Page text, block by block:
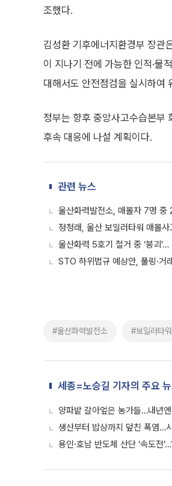
조했다.
김성환 기후에너지환경부 장관
이 지나기 전에 가능한 인적·물
대해서도 안전점검을 실시하여
정부는 향후 중앙사고수습본부
후속 대응에 나설 계획이다.
관련 뉴스
울산화력발전소, 매몰자 7명
정청래, 울산 보일러타워 매몰
울산화력 5호기 철거 중 ‘붕괴
STO 하위법규 예상안, 풀링·거
#울산화력발전소 #보일러타
세종=노승길 기자의 주요
양파밭 갈아엎은 농가들…내년엔
생산부터 밥상까지 덮친 폭염…
용인·호남 반도체 산단 ‘속도전